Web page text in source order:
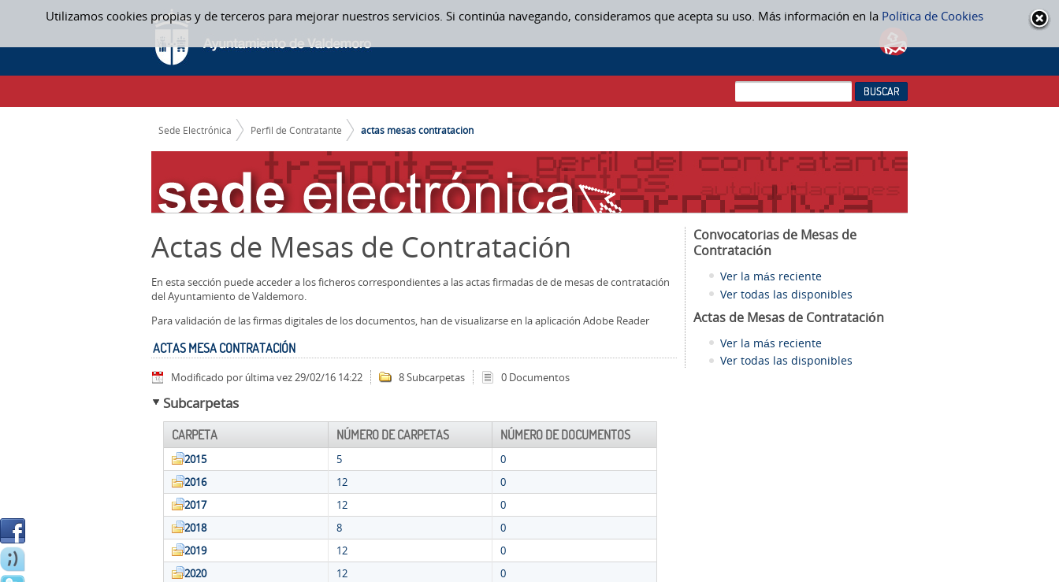
Utilizamos cookies propias y de terceros para mejorar nuestros servicios. Si continúa navegando, consideramos que acepta su uso. Más información en la Política de Cookies
Saltar al contenido
ACTAS MESA CONTRATACIÓN - ACTAS MESAS CONTRATACION
CAMINO DE MIGAS
Sede Electrónica Perfil de Contratante actas mesas contratacion
Actas de Mesas de Contratación
En esta sección puede acceder a los ficheros correspondientes a las actas firmadas de de mesas de contratación
del Ayuntamiento de Valdemoro.
Para validación de las firmas digitales de los documentos, han de visualizarse en la aplicación Adobe Reader
ACTAS MESA CONTRATACIÓN
Modificado por última vez 29/02/16 14:22 8 Subcarpetas 0 Documentos
Subcarpetas
CARPETA NÚMERO DE CARPETAS NÚMERO DE DOCUMENTOS
2015 5
0
2016
12
0
2017
12
0
2018
8
0
2019
12
0
2020
12
0
Convocatorias de Mesas de
Contratación
Ver la más reciente
Ver todas las disponibles
Actas de Mesas de Contratación
Ver la más reciente
Ver todas las disponibles